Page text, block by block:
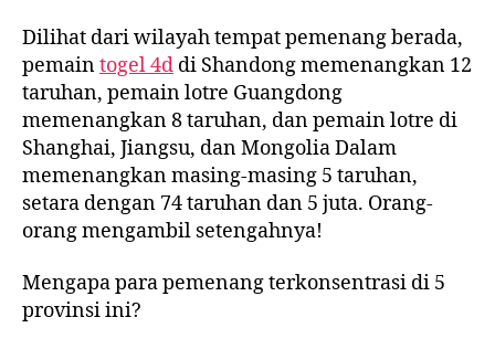
Dilihat dari wilayah tempat pemenang berada,
pemaintogel 4d di Shandong memenangkan 12
taruhan, pemain lotre Guangdong
memenangkan 8 taruhan, dan pemain lotre di
Shanghai, Jiangsu, dan Mongolia Dalam
memenangkan masing-masing 5 taruhan,
setara dengan 74 taruhan dan 5 juta. Orang-
orang mengambil setengahnya!
Mengapa para pemenang terkonsentrasi di 5
provinsi ini?